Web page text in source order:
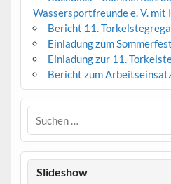
Wassersportfreunde e. V.
Bericht 11.
Einladung zum
Einladung zur 11.
Bericht zum
Slideshow